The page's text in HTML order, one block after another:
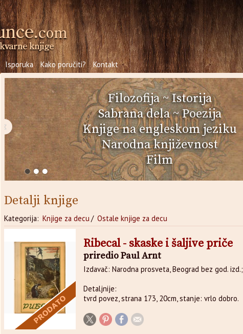
Isporuka Kako poručiti? Kontakt
Filozofija~Istorija
Sabrana dela~Poezija
Knjige na engleskom jeziku
Narodna književnost
Film
‹
Detalji knjige
Kategorija: Knjige za decu / Ostale knjige za decu
Ribecal - skaske i šaljive priče
priredio Paul Arnt
Izdavač: Narodna prosveta, Beograd bez god. izd.;
Detaljnije:
tvrd povez, strana 173, 20cm, stanje: vrlo dobro.